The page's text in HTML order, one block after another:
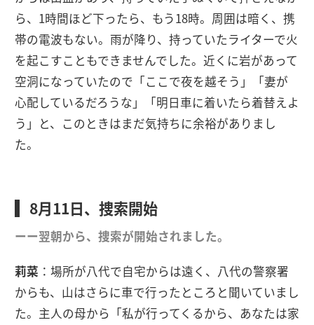
ら、1時間ほど下ったら、もう18時。周囲は暗く、携
帯の電波もない。雨が降り、持っていたライターで火
を起こすこともできませんでした。近くに岩があって
空洞になっていたので「ここで夜を越そう」「妻が
心配しているだろうな」「明日車に着いたら着替えよ
う」と、このときはまだ気持ちに余裕がありまし
た。
8月11日、捜索開始
ーー翌朝から、捜索が開始されました。
莉菜 ：場所が八代で自宅からは遠く、八代の警察署
からも、山はさらに車で行ったところと聞いていまし
た。主人の母から「私が行ってくるから、あなたは家